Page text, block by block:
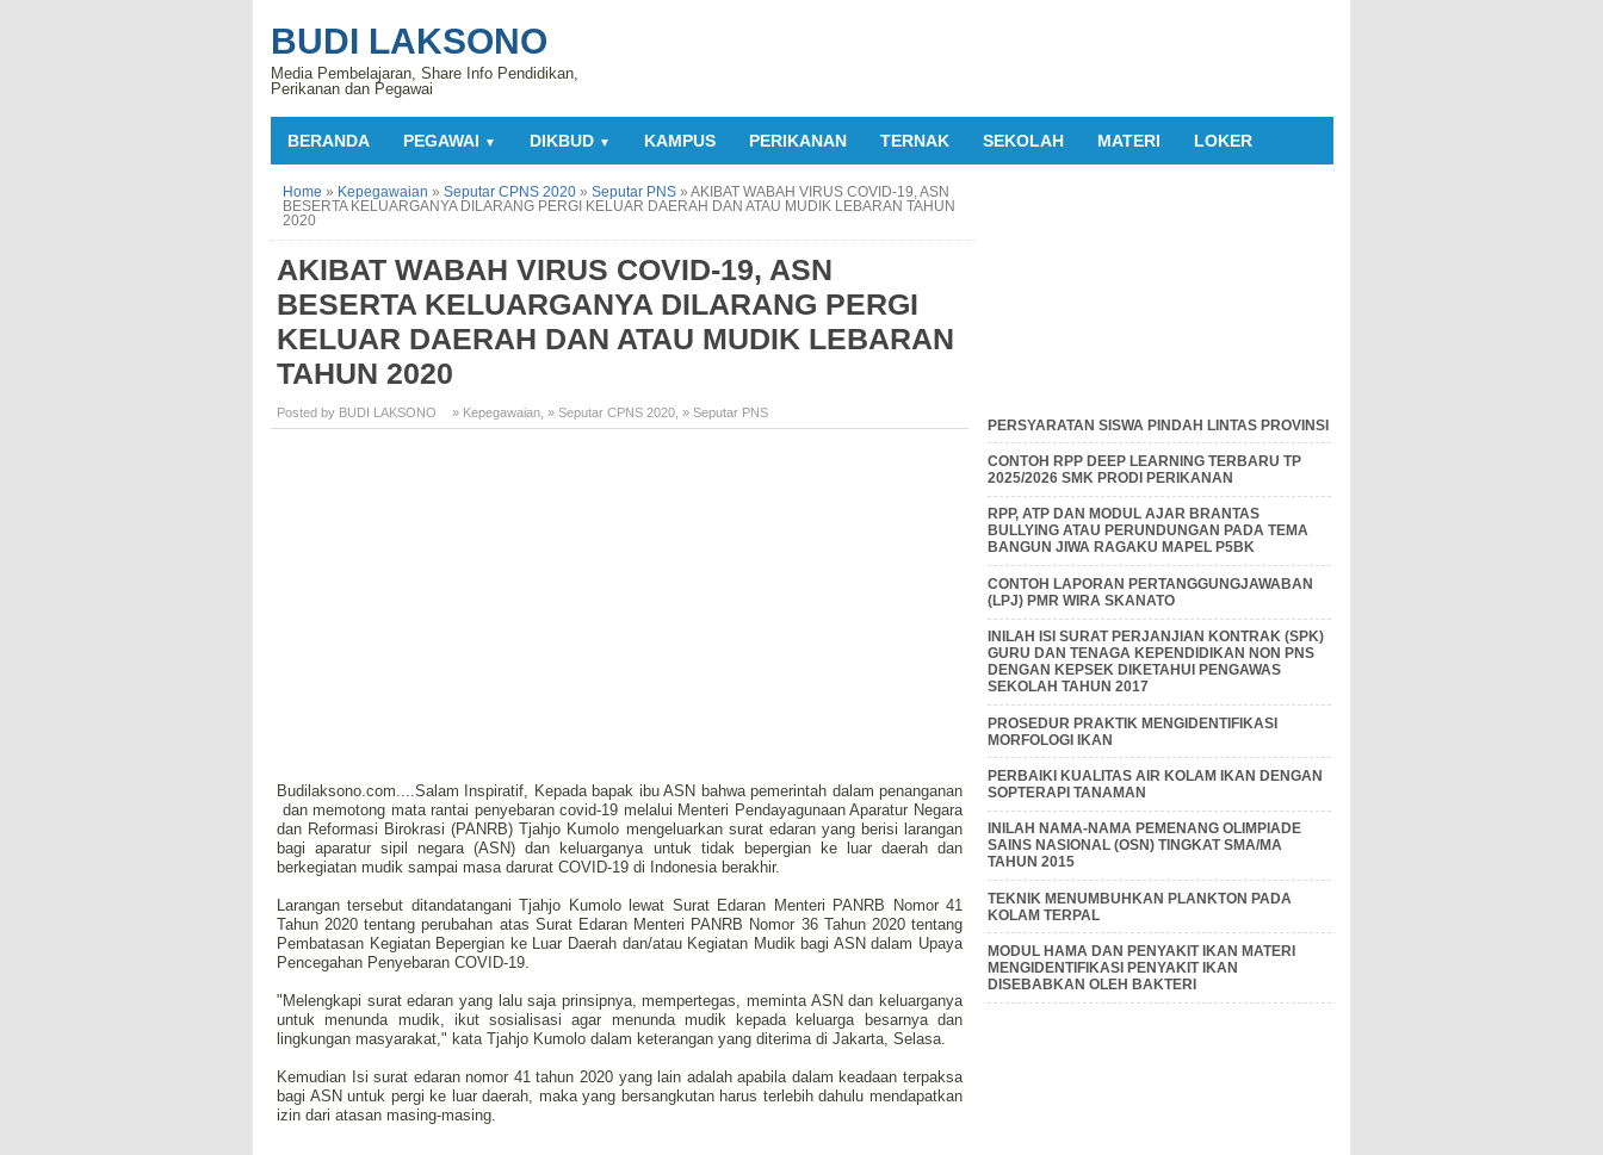
BUDI LAKSONO
Media Pembelajaran, Share Info Pendidikan,
Perikanan dan Pegawai
BERANDA PEGAWAI ▼ DIKBUD ▼ KAMPUS PERIKANAN TERNAK SEKOLAH MATERI LOKER
Home » Kepegawaian » Seputar CPNS 2020 » Seputar PNS » AKIBAT WABAH VIRUS COVID-19, ASN
BESERTA KELUARGANYA DILARANG PERGI KELUAR DAERAH DAN ATAU MUDIK LEBARAN TAHUN
2020
AKIBAT WABAH VIRUS COVID-19, ASN
BESERTA KELUARGANYA DILARANG PERGI
KELUAR DAERAH DAN ATAU MUDIK LEBARAN
TAHUN 2020
Posted by BUDI LAKSONO » Kepegawaian » Seputar CPNS 2020 » Seputar PNS
Budilaksono.com....Salam Inspiratif, Kepada bapak ibu ASN bahwa pemerintah dalam penanganan
dan memotong mata rantai penyebaran covid-19 melalui Menteri Pendayagunaan Aparatur Negara
dan Reformasi Birokrasi (PANRB) Tjahjo Kumolo mengeluarkan surat edaran yang berisi larangan
bagi aparatur sipil negara (ASN) dan keluarganya untuk tidak bepergian ke luar daerah dan
berkegiatan mudik sampai masa darurat COVID-19 di Indonesia berakhir.
Larangan tersebut ditandatangani Tjahjo Kumolo lewat Surat Edaran Menteri PANRB Nomor 41
Tahun 2020 tentang perubahan atas Surat Edaran Menteri PANRB Nomor 36 Tahun 2020 tentang
Pembatasan Kegiatan Bepergian ke Luar Daerah dan/atau Kegiatan Mudik bagi ASN dalam Upaya
Pencegahan Penyebaran COVID-19.
"Melengkapi surat edaran yang lalu saja prinsipnya, mempertegas, meminta ASN dan keluarganya
untuk menunda mudik, ikut sosialisasi agar menunda mudik kepada keluarga besarnya dan
lingkungan masyarakat," kata Tjahjo Kumolo dalam keterangan yang diterima di Jakarta, Selasa.
Kemudian Isi surat edaran nomor 41 tahun 2020 yang lain adalah apabila dalam keadaan terpaksa
bagi ASN untuk pergi ke luar daerah, maka yang bersangkutan harus terlebih dahulu mendapatkan
izin dari atasan masing-masing.
PERSYARATAN SISWA PINDAH LINTAS PROVINSI
CONTOH RPP DEEP LEARNING TERBARU TP
2025/2026 SMK PRODI PERIKANAN
RPP, ATP DAN MODUL AJAR BRANTAS
BULLYING ATAU PERUNDUNGAN PADA TEMA
BANGUN JIWA RAGAKU MAPEL P5BK
CONTOH LAPORAN PERTANGGUNGJAWABAN
(LPJ) PMR WIRA SKANATO
INILAH ISI SURAT PERJANJIAN KONTRAK (SPK)
GURU DAN TENAGA KEPENDIDIKAN NON PNS
DENGAN KEPSEK DIKETAHUI PENGAWAS
SEKOLAH TAHUN 2017
PROSEDUR PRAKTIK MENGIDENTIFIKASI
MORFOLOGI IKAN
PERBAIKI KUALITAS AIR KOLAM IKAN DENGAN
SOPTERAPI TANAMAN
INILAH NAMA-NAMA PEMENANG OLIMPIADE
SAINS NASIONAL (OSN) TINGKAT SMA/MA
TAHUN 2015
TEKNIK MENUMBUHKAN PLANKTON PADA
KOLAM TERPAL
MODUL HAMA DAN PENYAKIT IKAN MATERI
MENGIDENTIFIKASI PENYAKIT IKAN
DISEBABKAN OLEH BAKTERI